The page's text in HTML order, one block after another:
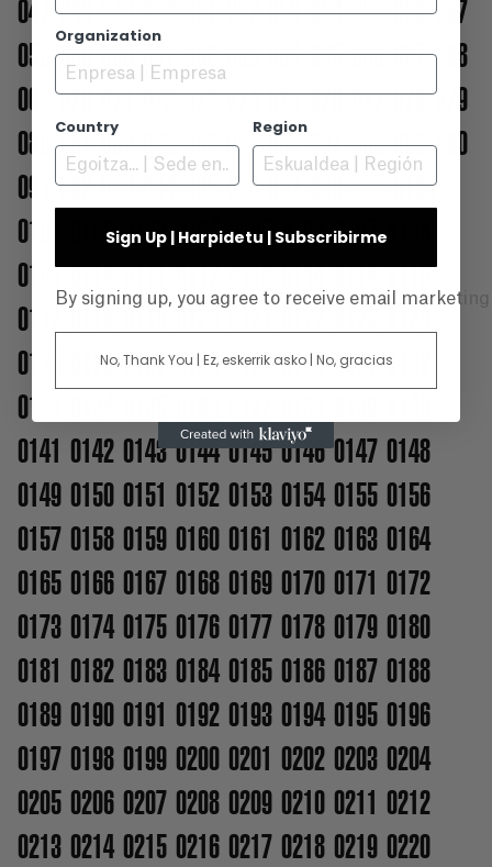
047 048 049 050 051 052 053 054 055 056 057
058
059 060 061 062 063 064 065 066 067 068
069
070 071 072 073 074 075 076 077 078 079
080
081 082 083 084 085 086 087 088 089 090
091
092 093 094 095 096 097 098 099 0100
0101
0102 0103 0104 0105 0106 0107
0109 0110 0111 0112 0113 0114 0115 0116
0117
0118 0119 0120
0125
0126 0127 0128 0129 0130 0131 0132
0133
0141 0142 0143 0144 0145 0146 0147 0148
0149 0150 0151 0152 0153 0154 0155 0156
0157 0158 0159 0160 0161 0162 0163 0164
0165 0166 0167 0168 0169 0170 0171 0172
0173 0174 0175 0176 0177 0178 0179 0180
0181 0182 0183 0184 0185 0186 0187 0188
0189 0190 0191 0192 0193 0194 0195 0196
0197 0198 0199 0200 0201 0202 0203 0204
0205 0206 0207 0208 0209 0210 0211 0212
0213 0214 0215 0216 0217 0218 0219 0220
Organization
Country Region
Sign Up | Harpidetu | Subscribirme
By signing up, you agree to receive email
No, Thank You | Ez, eskerrik asko | No, gracias